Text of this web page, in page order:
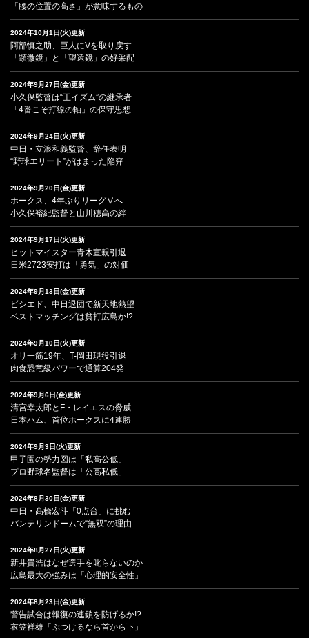
「腰の位置の高さ」が意味するもの
2024年10月1日(火)更新
阿部慎之助、巨人にVを取り戻す
「顕微鏡」と「望遠鏡」の好采配
2024年9月27日(金)更新
小久保監督は“王イズム”の継承者
「4番こそ打線の軸」の保守思想
2024年9月24日(火)更新
中日・立浪和義監督、辞任表明
“野球エリート”がはまった陥穽
2024年9月20日(金)更新
ホークス、4年ぶりリーグⅤへ
小久保裕紀監督と山川穂高の絆
2024年9月17日(火)更新
ヒットマイスター青木宣親引退
日米2723安打は「勇気」の対価
2024年9月13日(金)更新
ビシエド、中日退団で新天地熱望
ベストマッチングは貧打広島か!?
2024年9月10日(火)更新
オリ一筋19年、T-岡田現役引退
肉食恐竜級パワーで通算204発
2024年9月6日(金)更新
清宮幸太郎とF・レイエスの脅威
日本ハム、首位ホークスに4連勝
2024年9月3日(火)更新
甲子園の勢力図は「私高公低」
プロ野球名監督は「公高私低」
2024年8月30日(金)更新
中日・髙橋宏斗「0点台」に挑む
バンテリンドームで“無双”の理由
2024年8月27日(火)更新
新井貴浩はなぜ選手を叱らないのか
広島最大の強みは「心理的安全性」
2024年8月23日(金)更新
警告試合は報復の連鎖を防げるか!?
衣笠祥雄「ぶつけるなら首から下」